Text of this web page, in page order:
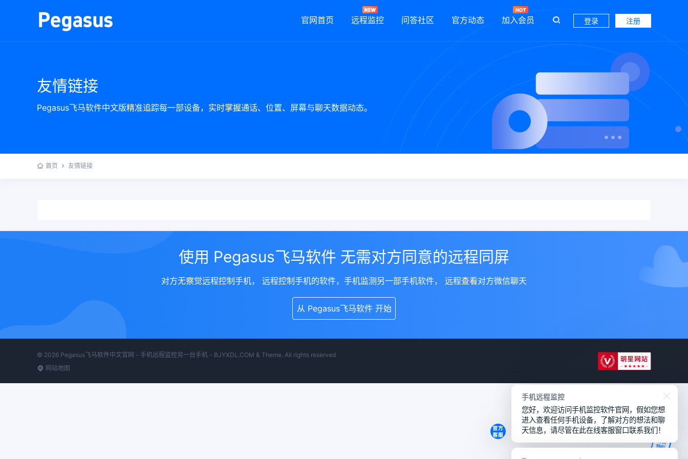
官网首页 远程监控 问答社区 官方动态 加入会员 登录 注册
友情链接
Pegasus飞马软件中文版精准追踪每一部设备，实时掌握通话、位置、屏幕与聊天数据动态。
首页 友情链接
使用 Pegasus飞马软件 无需对方同意的远程同屏
对方无察觉远程控制手机， 远程控制手机的软件，手机监测另一部手机软件， 远程查看对方微信聊天
从 Pegasus飞马软件 开始
© 2026 Pegasus飞马软件中文官网 - 手机远程监控另一台手机 - BJYXDL.COM & Theme. All rights reserved
网站地图
手机远程监控
您好，欢迎访问手机监控软件官网，假如您想
进入查看任何手机设备，了解对方的想法和聊
天信息，请尽管在此在线客服窗口联系我们！